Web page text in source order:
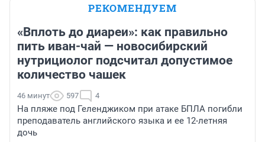
РЕКОМЕНДУЕМ
«Вплоть до диареи»: как правильно
пить иван-чай — новосибирский
нутрициолог подсчитал допустимое
количество чашек
46 минут 597 4
На пляже под Геленджиком при атаке БПЛА погибли
преподаватель английского языка и ее 12-летняя
дочь